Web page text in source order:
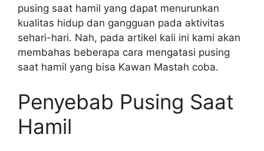
pusing saat hamil yang dapat menurunkan
kualitas hidup dan gangguan pada aktivitas
sehari-hari. Nah, pada artikel kali ini kami akan
membahas beberapa cara mengatasi pusing
saat hamil yang bisa Kawan Mastah coba.
Penyebab Pusing Saat
Hamil